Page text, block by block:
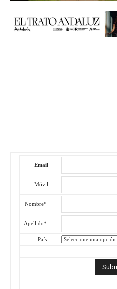
Email
Móvil
Nombre*
Apellido*
País